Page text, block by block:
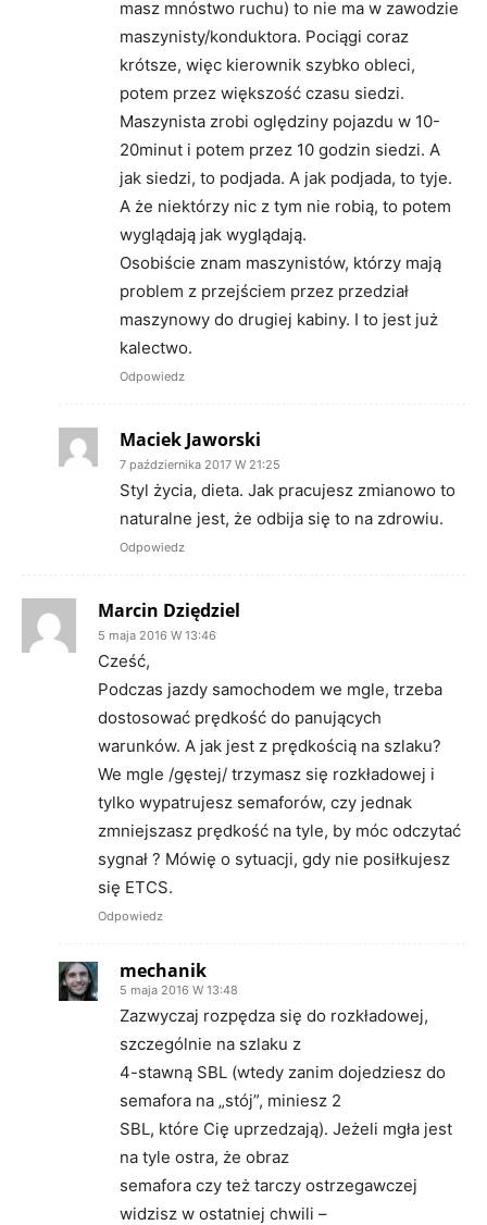
masz mnóstwo ruchu) to nie ma w zawodzie
maszynisty/konduktora. Pociągi coraz
krótsze, więc kierownik szybko obleci,
potem przez większość czasu siedzi.
Maszynista zrobi oględziny pojazdu w 10-
20minut i potem przez 10 godzin siedzi. A
jak siedzi, to podjada. A jak podjada, to tyje.
A że niektórzy nic z tym nie robią, to potem
wyglądają jak wyglądają.
Osobiście znam maszynistów, którzy mają
problem z przejściem przez przedział
maszynowy do drugiej kabiny. I to jest już
kalectwo.
Odpowiedz
Maciek Jaworski
7 października 2017 W 21:25
Styl życia, dieta. Jak pracujesz zmianowo to
naturalne jest, że odbija się to na zdrowiu.
Odpowiedz
Marcin Dziędziel
5 maja 2016 W 13:46
Cześć,
Podczas jazdy samochodem we mgle, trzeba
dostosować prędkość do panujących
warunków. A jak jest z prędkością na szlaku?
We mgle /gęstej/ trzymasz się rozkładowej i
tylko wypatrujesz semaforów, czy jednak
zmniejszasz prędkość na tyle, by móc odczytać
sygnał ? Mówię o sytuacji, gdy nie posiłkujesz
się ETCS.
Odpowiedz
mechanik
5 maja 2016 W 13:48
Zazwyczaj rozpędza się do rozkładowej,
szczególnie na szlaku z
4-stawną SBL (wtedy zanim dojedziesz do
semafora na „stój”, miniesz 2
SBL, które Cię uprzedzają). Jeżeli mgła jest
na tyle ostra, że obraz
semafora czy też tarczy ostrzegawczej
widzisz w ostatniej chwili –